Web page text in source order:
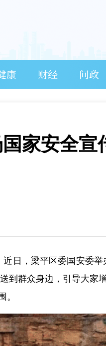
康 财经 问政
家安全宣
日，梁平区委国安委举
到群众身边，引导大家
。